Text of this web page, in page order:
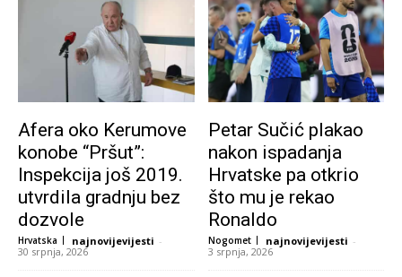
Afera oko Kerumove
konobe “Pršut”:
Inspekcija još 2019.
utvrdila gradnju bez
dozvole
Hrvatska najnovijevijesti -
30 srpnja, 2026
Petar Sučić plakao
nakon ispadanja
Hrvatske pa otkrio
što mu je rekao
Ronaldo
Nogomet najnovijevijesti -
3 srpnja, 2026